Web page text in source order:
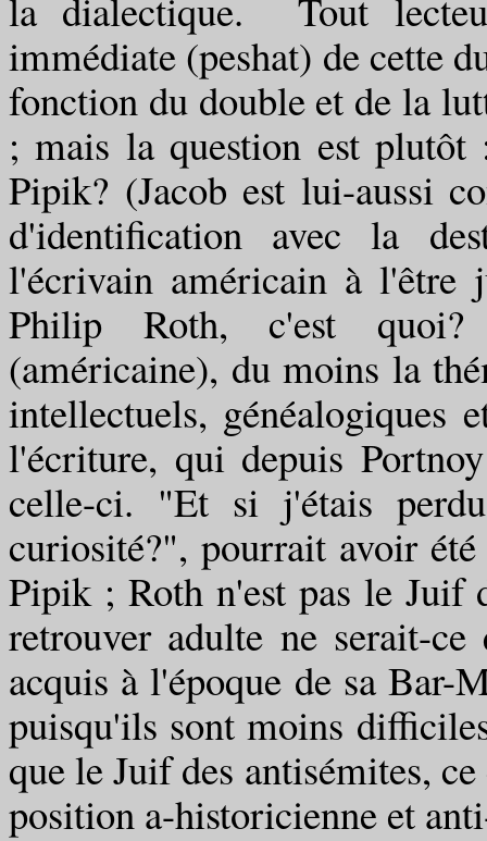
immédiate (peshat) de cette
fonction du double et de la
; mais la question est
Pipik? (Jacob est lui-aussi
d'identification avec la
l'écrivain américain à
Philip Roth, c'est quoi?
(américaine), du moins la
intellectuels, généalogiques
l'écriture, qui depuis
celle-ci. "Et si j'étais
curiosité?", pourrait avoir
Pipik ; Roth n'est pas le Juif
retrouver adulte ne serait-
acquis à l'époque de sa
puisqu'ils sont moins
que le Juif des antisémites,
position a-historicienne et